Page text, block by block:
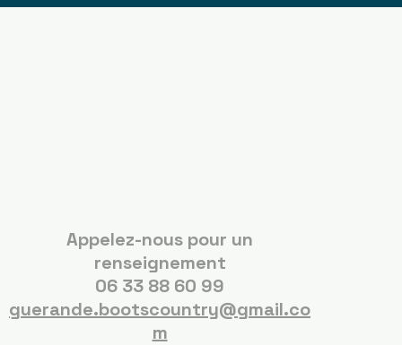
Appelez-nous pour un
renseignement
06 33 88 60 99
guerande.bootscountry@gmail.co
m